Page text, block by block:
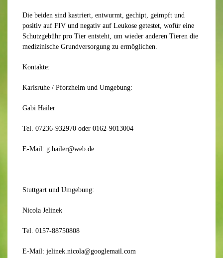
Die beiden sind kastriert, entwurmt, gechipt, geimpft und
positiv auf FIV und negativ auf Leukose getestet, wofür eine
Schutzgebühr pro Tier entsteht, um wieder anderen Tieren die
medizinische Grundversorgung zu ermöglichen.
Kontakte:
Karlsruhe / Pforzheim und Umgebung:
Gabi Hailer
Tel. 07236-932970 oder 0162-9013004
E-Mail: g.hailer@web.de
Stuttgart und Umgebung:
Nicola Jelinek
Tel. 0157-88750808
E-Mail: jelinek.nicola@googlemail.com